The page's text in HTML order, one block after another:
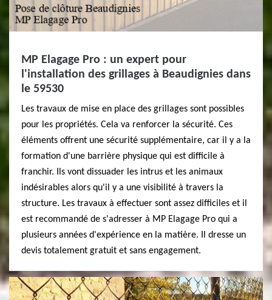
MP Elagage Pro : un expert pour
l'installation des grillages à Beaudignies dans
le 59530
Les travaux de mise en place des grillages sont possibles
pour les propriétés. Cela va renforcer la sécurité. Ces
éléments offrent une sécurité supplémentaire, car il y a la
formation d'une barrière physique qui est difficile à
franchir. Ils vont dissuader les intrus et les animaux
indésirables alors qu'il y a une visibilité à travers la
structure. Les travaux à effectuer sont assez difficiles et il
est recommandé de s'adresser à MP Elagage Pro qui a
plusieurs années d'expérience en la matière. Il dresse un
devis totalement gratuit et sans engagement.